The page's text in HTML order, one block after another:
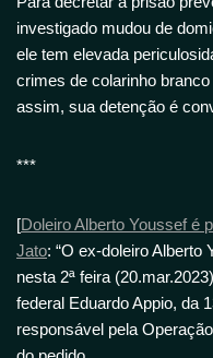
investigado mudou de
ele tem elevada
crimes de colarinho
assim, sua detenção é
***
[Doleiro Alberto Youssef é
Jato: “O ex-doleiro Alberto
nesta 2ª feira
federal Eduardo Appio, da
responsável pela